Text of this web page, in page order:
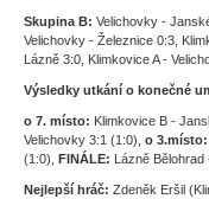
Skupina B: Velichovky -
Velichovky - Železnice 0:3,
Lázně 3:0, Klimkovice A -
Výsledky utkání o konečné
o 7. místo: Klimkovice B -
Velichovky 3:1 (1:0), o 3.místo:
(1:0), FINÁLE: Lázně
Nejlepší hráč: Zdeněk Eršil